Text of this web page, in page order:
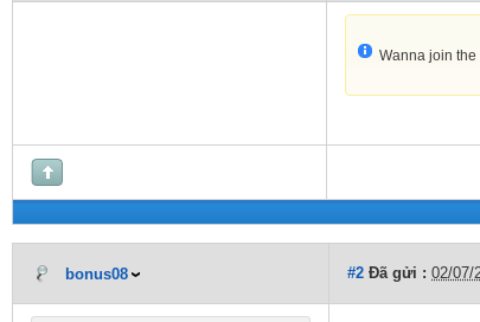
Wanna join
bonus08 #2 Đã gửi : 02/07/